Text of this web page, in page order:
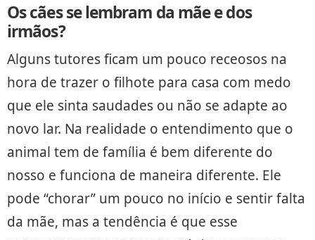
Os cães se lembram da mãe e dos
irmãos?
Alguns tutores ficam um pouco receosos na
hora de trazer o filhote para casa com medo
que ele sinta saudades ou não se adapte ao
novo lar. Na realidade o entendimento que o
animal tem de família é bem diferente do
nosso e funciona de maneira diferente. Ele
pode “chorar” um pouco no início e sentir falta
da mãe, mas a tendência é que esse